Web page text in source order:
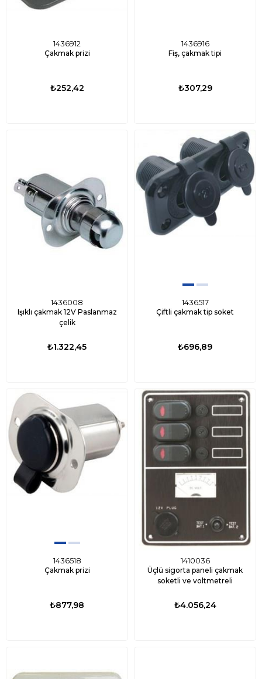
1436912
Çakmak prizi
₺252,42
1436916
Fiş, çakmak tipi
₺307,29
1436008
Işıklı çakmak 12V Paslanmaz
çelik
₺1.322,45
1436517
Çiftli çakmak tip soket
₺696,89
1436518
Çakmak prizi
₺877,98
1410036
Üçlü sigorta paneli çakmak
soketli ve voltmetreli
₺4.056,24